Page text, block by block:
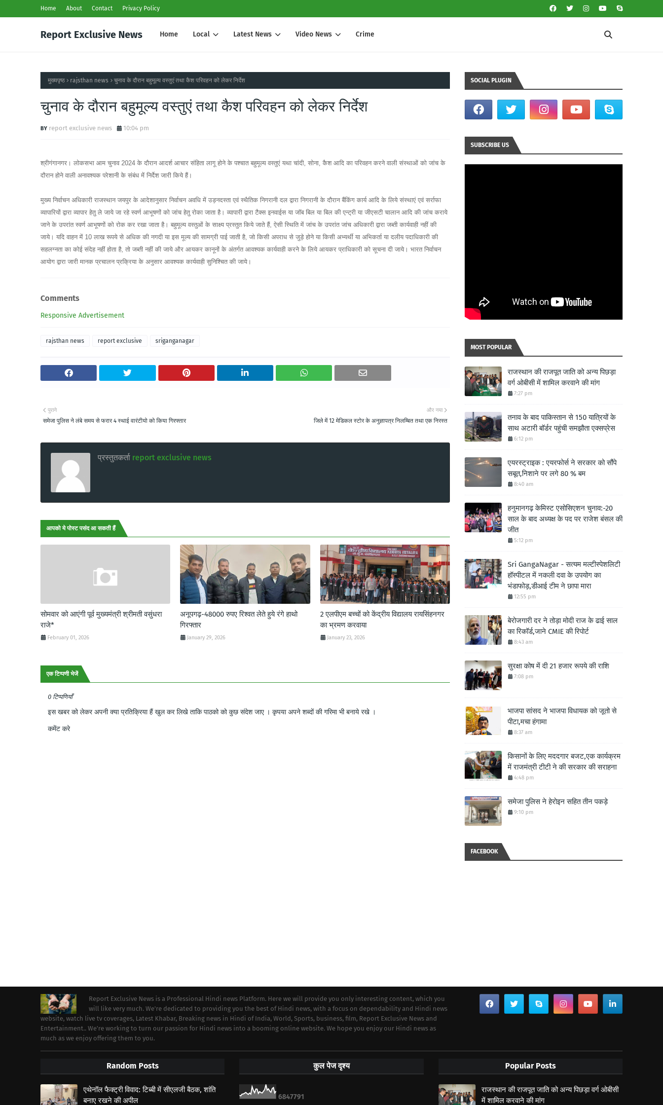
Home About Contact Privacy Policy
Report Exclusive News Home Local Latest News Video News Crime
मुख्यपृष्ठ rajsthan news चुनाव के दौरान बहुमूल्य वस्तुएं तथा कैश परिवहन को लेकर निर्देश
चुनाव के दौरान बहुमूल्य वस्तुएं तथा कैश परिवहन को लेकर निर्देश
report exclusive news 10:04 pm
श्रीगंगानगर। लोकसभा आम चुनाव 2024 के दौरान आदर्श आचार संहिता लागू होने के पश्चात बहुमूल्य वस्तुएं यथा चांदी, सोना, कैश आदि का परिवहन करने वाली संस्थाओं को जांच के
दौरान होने वाली अनावश्यक परेशानी के संबंध में निर्देश जारी किये हैं।
मुख्य निर्वाचन अधिकारी राजस्थान जयपुर के आदेशानुसार निर्वाचन अवधि में उड़नदस्ता एवं स्थैतिक निगरानी दल द्वारा निगरानी के दौरान बैंकिंग कार्य आदि के लिये संस्थाएं एवं सर्राफा
व्यापारियों द्वारा व्यापार हेतु ले जाये जा रहे स्वर्ण आभूषणों को जांच हेतु रोका जाता है। व्यापारी द्वारा टैक्स इनवाईस या जॉब बिल या बिल की एन्ट्री या जीएसटी चालान आदि की जांच कराये
जाने के उपरांत स्वर्ण आभूषणों को रोक कर रखा जाता है। बहुमूल्य वस्तुओं के साक्ष्य प्रस्तुत किये जाते हैं, ऐसी स्थिति में जांच के उपरांत जांच अधिकारी द्वारा जब्ती कार्यवाही नहीं की
जाये। यदि वाहन में 10 लाख रूपये से अधिक की नगदी या इस मूल्य की सामग्री पाई जाती है, जो किसी अपराध से जुड़े होने या किसी अभ्यर्थी या अभिकर्ता या दलीय पदाधिकारी की
सहलग्नता का कोई संदेह नहीं होता है, तो जब्ती नहीं की जाये और आयकर कानूनों के अंतर्गत आवश्यक कार्यवाही करने के लिये आयकर प्राधिकारी को सूचना दी जाये। भारत निर्वाचन
आयोग द्वारा जारी मानक प्रचालन प्रक्रिया के अनुसार आवश्यक कार्यवाही सुनिश्चित की जाये।
Comments
Responsive Advertisement
rajsthan news report exclusive sriganganagar
और नया
जिले में 12 मेडिकल स्टोर के अनुज्ञापत्र निलम्बित तथा एक निरस्त
पुराने
समेजा पुलिस ने लंबे समय से फरार 4 स्थाई वारंटीयो को किया गिरफ्तार
प्रस्तुतकर्ता report exclusive news
आपको ये पोस्ट पसंद आ सकती हैं
सोमवार को आएंगी पूर्व मुख्यमंत्री श्रीमती वसुंधरा
राजे*
February 01, 2026
अनूपगढ़-48000 रुपए रिश्वत लेते हुये रंगे हाथो
गिरफ्तार
January 29, 2026
2 एलपीएम बच्चों को केंद्रीय विद्यालय रायसिंहनगर
का भ्रमण करवाया
January 23, 2026
एक टिप्पणी भेजें
0 टिप्पणियाँ
इस खबर को लेकर अपनी क्या प्रतिक्रिया हैं खुल कर लिखे ताकि पाठको को कुछ संदेश जाए । कृपया अपने शब्दों की गरिमा भी बनाये रखे ।
कमेंट करे
SOCIAL PLUGIN
SUBSCRIBE US
MOST POPULAR
राजस्थान की राजपूत जाति को अन्य पिछड़ा
वर्ग ओबीसी में शामिल करवाने की मांग
7:27 pm
तनाव के बाद पाकिस्तान से 150 यात्रियों के
साथ अटारी बॉर्डर पहुंची समझौता एक्सप्रेस
6:12 pm
एयरस्ट्राइक : एयरफोर्स ने सरकार को सौंपे
सबूत,निशाने पर लगे 80 % बम
8:40 am
हनुमानगढ़ केमिस्ट एसोसिएशन चुनाव:-20
साल के बाद अध्यक्ष के पद पर राजेश बंसल की
जीत
5:12 pm
Sri GangaNagar - सत्यम मल्टीस्पेशलिटी
हॉस्पीटल में नकली दवा के उपयोग का
भंडाफोड़,डीआई टीम ने छापा मारा
12:55 pm
बेरोजगारी दर ने तोड़ा मोदी राज के ढाई साल
का रिकॉर्ड,जाने CMIE की रिपोर्ट
8:43 am
सुरक्षा कोष में दी 21 हजार रूपये की राशि
7:08 pm
भाजपा सांसद ने भाजपा विधायक को जूतो से
पीटा,मचा हंगामा
8:37 am
किसानों के लिए मददगार बजट,एक कार्यक्रम
में राजमंत्री टीटी ने की सरकार की सराहना
4:48 pm
समेजा पुलिस ने हेरोइन सहित तीन पकड़े
9:10 pm
FACEBOOK
Report Exclusive News is a Professional Hindi news Platform. Here we will provide you only interesting content, which you
will like very much. We're dedicated to providing you the best of Hindi news, with a focus on dependability and Hindi news
website, watch live tv coverages, Latest Khabar, Breaking news in Hindi of India, World, Sports, business, film, Report Exclusive News and
Entertainment.. We're working to turn our passion for Hindi news into a booming online website. We hope you enjoy our Hindi news as
much as we enjoy offering them to you.
Random Posts
एथेनॉल फैक्ट्री विवाद: टिब्बी में सीएलजी बैठक, शांति
बनाए रखने की अपील
कुल पेज दृश्य
6847791
Popular Posts
राजस्थान की राजपूत जाति को अन्य पिछड़ा वर्ग ओबीसी
में शामिल करवाने की मांग